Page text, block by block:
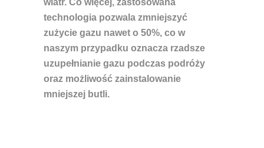
technologia pozwala zmniejszyć
zużycie gazu nawet o 50%, co w
naszym przypadku oznacza rzadsze
uzupełnianie gazu podczas podróży
oraz możliwość zainstalowanie
mniejszej butli.